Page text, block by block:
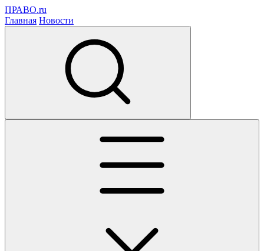
ПРАВО.ru
Главная Новости